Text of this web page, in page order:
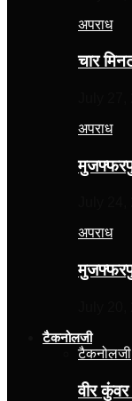
अपराध
चार
अपराध
अपराध
टैकनोलजी
टैकनोलजी
वीर